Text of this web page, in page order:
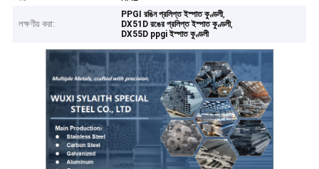
লক্ষণীয় করা:
PPGI রঙিন প্রলিপ্ত ইস্পাত কুণ্ডলী,
DX51D রঙের প্রলিপ্ত ইস্পাত কুণ্ডলী,
DX55D ppgi ইস্পাত কুণ্ডলী